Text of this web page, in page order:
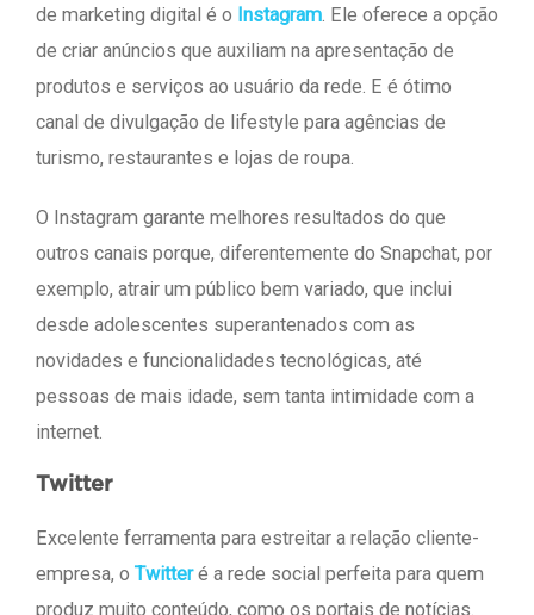
de marketing digital é o Instagram. Ele oferece a opção
de criar anúncios que auxiliam na apresentação de
produtos e serviços ao usuário da rede. E é ótimo
canal de divulgação de lifestyle para agências de
turismo, restaurantes e lojas de roupa.
O Instagram garante melhores resultados do que
outros canais porque, diferentemente do Snapchat, por
exemplo, atrair um público bem variado, que inclui
desde adolescentes superantenados com as
novidades e funcionalidades tecnológicas, até
pessoas de mais idade, sem tanta intimidade com a
internet.
Twitter
Excelente ferramenta para estreitar a relação cliente-
empresa, o Twitteré a rede social perfeita para quem
produz muito conteúdo, como os portais de notícias.